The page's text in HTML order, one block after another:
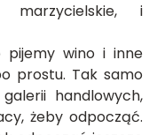
marzycielskie, i
pijemy wino i inne
prostu. Tak samo
handlowych,
żeby odpocząć.